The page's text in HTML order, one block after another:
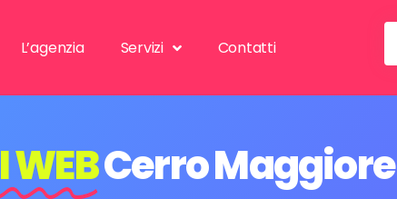
L’agenzia Servizi Contatti
WEBCerro Maggiore